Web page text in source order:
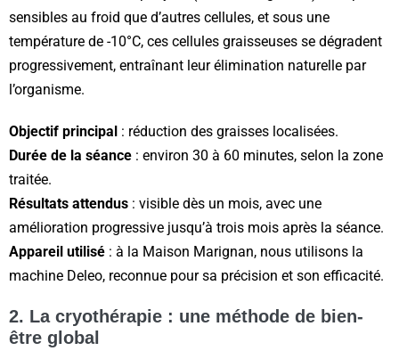
sensibles au froid que d’autres cellules, et sous une
température de -10°C, ces cellules graisseuses se dégradent
progressivement, entraînant leur élimination naturelle par
l’organisme.
Objectif principal : réduction des graisses localisées.
Durée de la séance : environ 30 à 60 minutes, selon la zone
traitée.
Résultats attendus : visible dès un mois, avec une
amélioration progressive jusqu’à trois mois après la séance.
Appareil utilisé : à la Maison Marignan, nous utilisons la
machine Deleo, reconnue pour sa précision et son efficacité.
2. La cryothérapie : une méthode de bien-
être global